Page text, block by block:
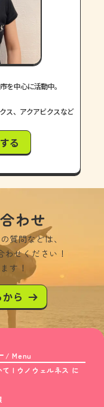
を中心に活動中。
ス、アクアビクスなど
る
わせ
質問などは、
せください！
す！
ら
/ Menu
て | ウノウェルネス に